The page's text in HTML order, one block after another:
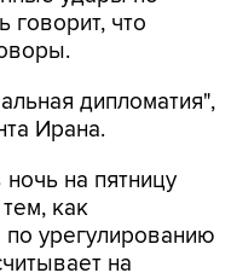
говорит, что
дипломатия",
Ирана.
на пятницу
как
урегулированию
на